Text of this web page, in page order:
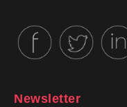
Newsletter